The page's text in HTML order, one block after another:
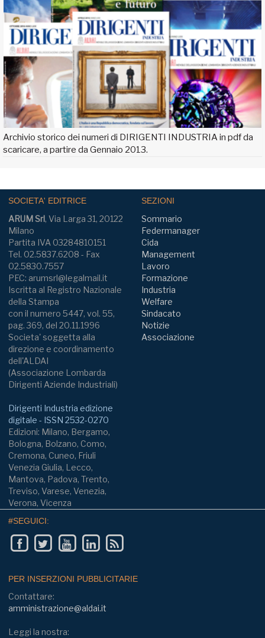
Archivio storico dei numeri di DIRIGENTI INDUSTRIA in pdf da
scaricare, a partire da Gennaio 2013.
SOCIETA' EDITRICE
ARUM Srl, Via Larga 31, 20122
Milano
Partita IVA 03284810151
Tel. 02.5837.6208 - Fax
02.5830.7557
PEC: arumsrl@legalmail.it
Iscritta al Registro Nazionale
della Stampa
con il numero 5447, vol. 55,
pag. 369, del 20.11.1996
Societa' soggetta alla
direzione e coordinamento
dell'ALDAI
(Associazione Lombarda
Dirigenti Aziende Industriali)
Dirigenti Industria edizione
digitale - ISSN 2532-0270
Edizioni: Milano, Bergamo,
Bologna, Bolzano, Como,
Cremona, Cuneo, Friuli
Venezia Giulia, Lecco,
Mantova, Padova, Trento,
Treviso, Varese, Venezia,
Verona, Vicenza
SEZIONI
Sommario
Federmanager
Cida
Management
Lavoro
Formazione
Industria
Welfare
Sindacato
Notizie
Associazione
#SEGUICI:
PER INSERZIONI PUBBLICITARIE
Contattare:
amministrazione@aldai.it
Leggi la nostra: